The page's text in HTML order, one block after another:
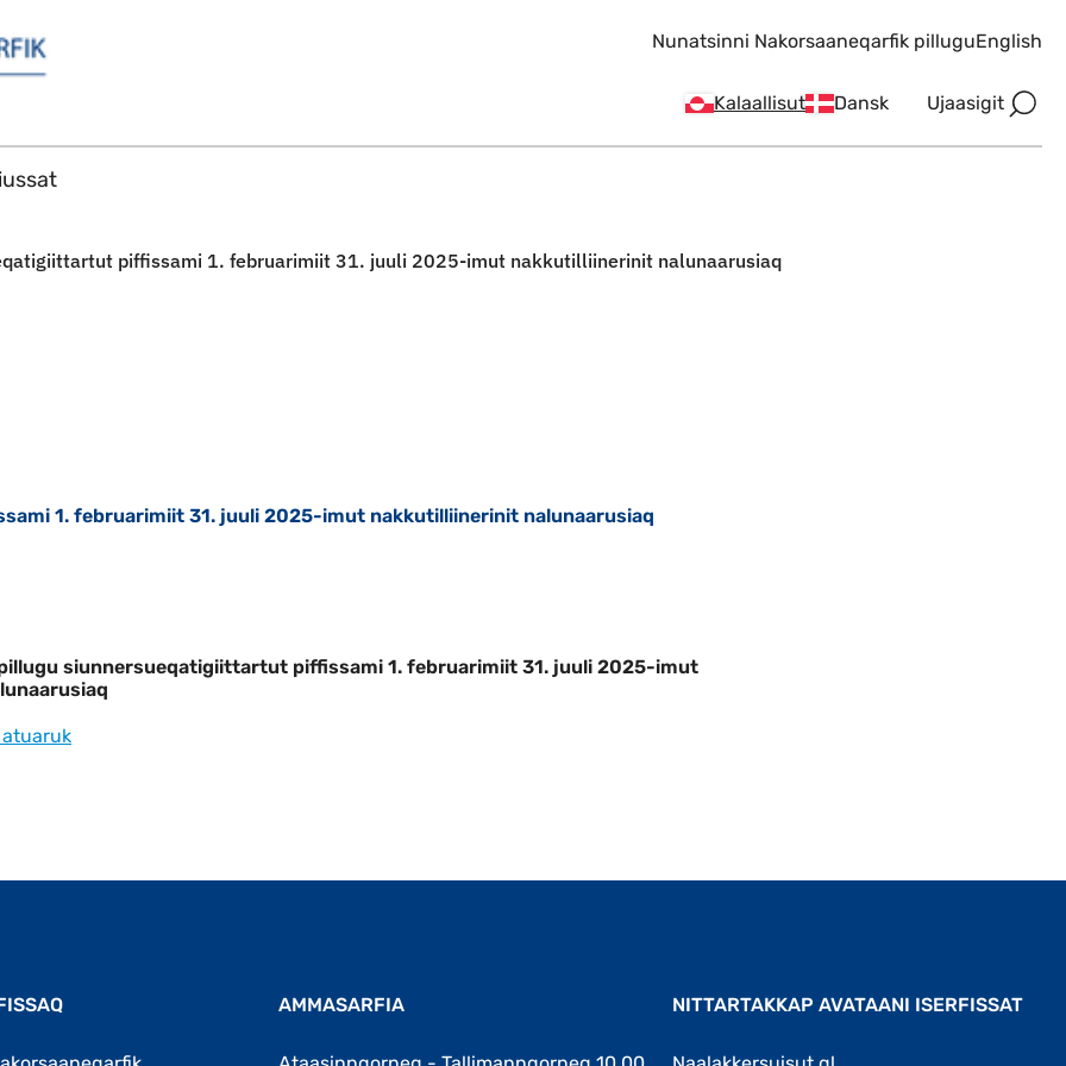
Kalaallisut Dansk Ujaasigit
Nunatsinni Nakorsaaneqarfik pilluguEnglish
piffissami 1. februarimiit 31. juuli 2025-imut nakkutilliinerinit nalunaarusiaq
1. februarimiit 31. juuli 2025-imut nakkutilliinerinit nalunaarusiaq
piffissami 1. februarimiit 31. juuli 2025-imut nakkutilliinerinit
siunnersueqatigiittartut piffissami 1. februarimiit 31. juuli 2025-imut
AMMASARFIA NITTARTAKKAP AVATAANI ISERFISSAT